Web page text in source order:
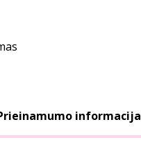
informacija